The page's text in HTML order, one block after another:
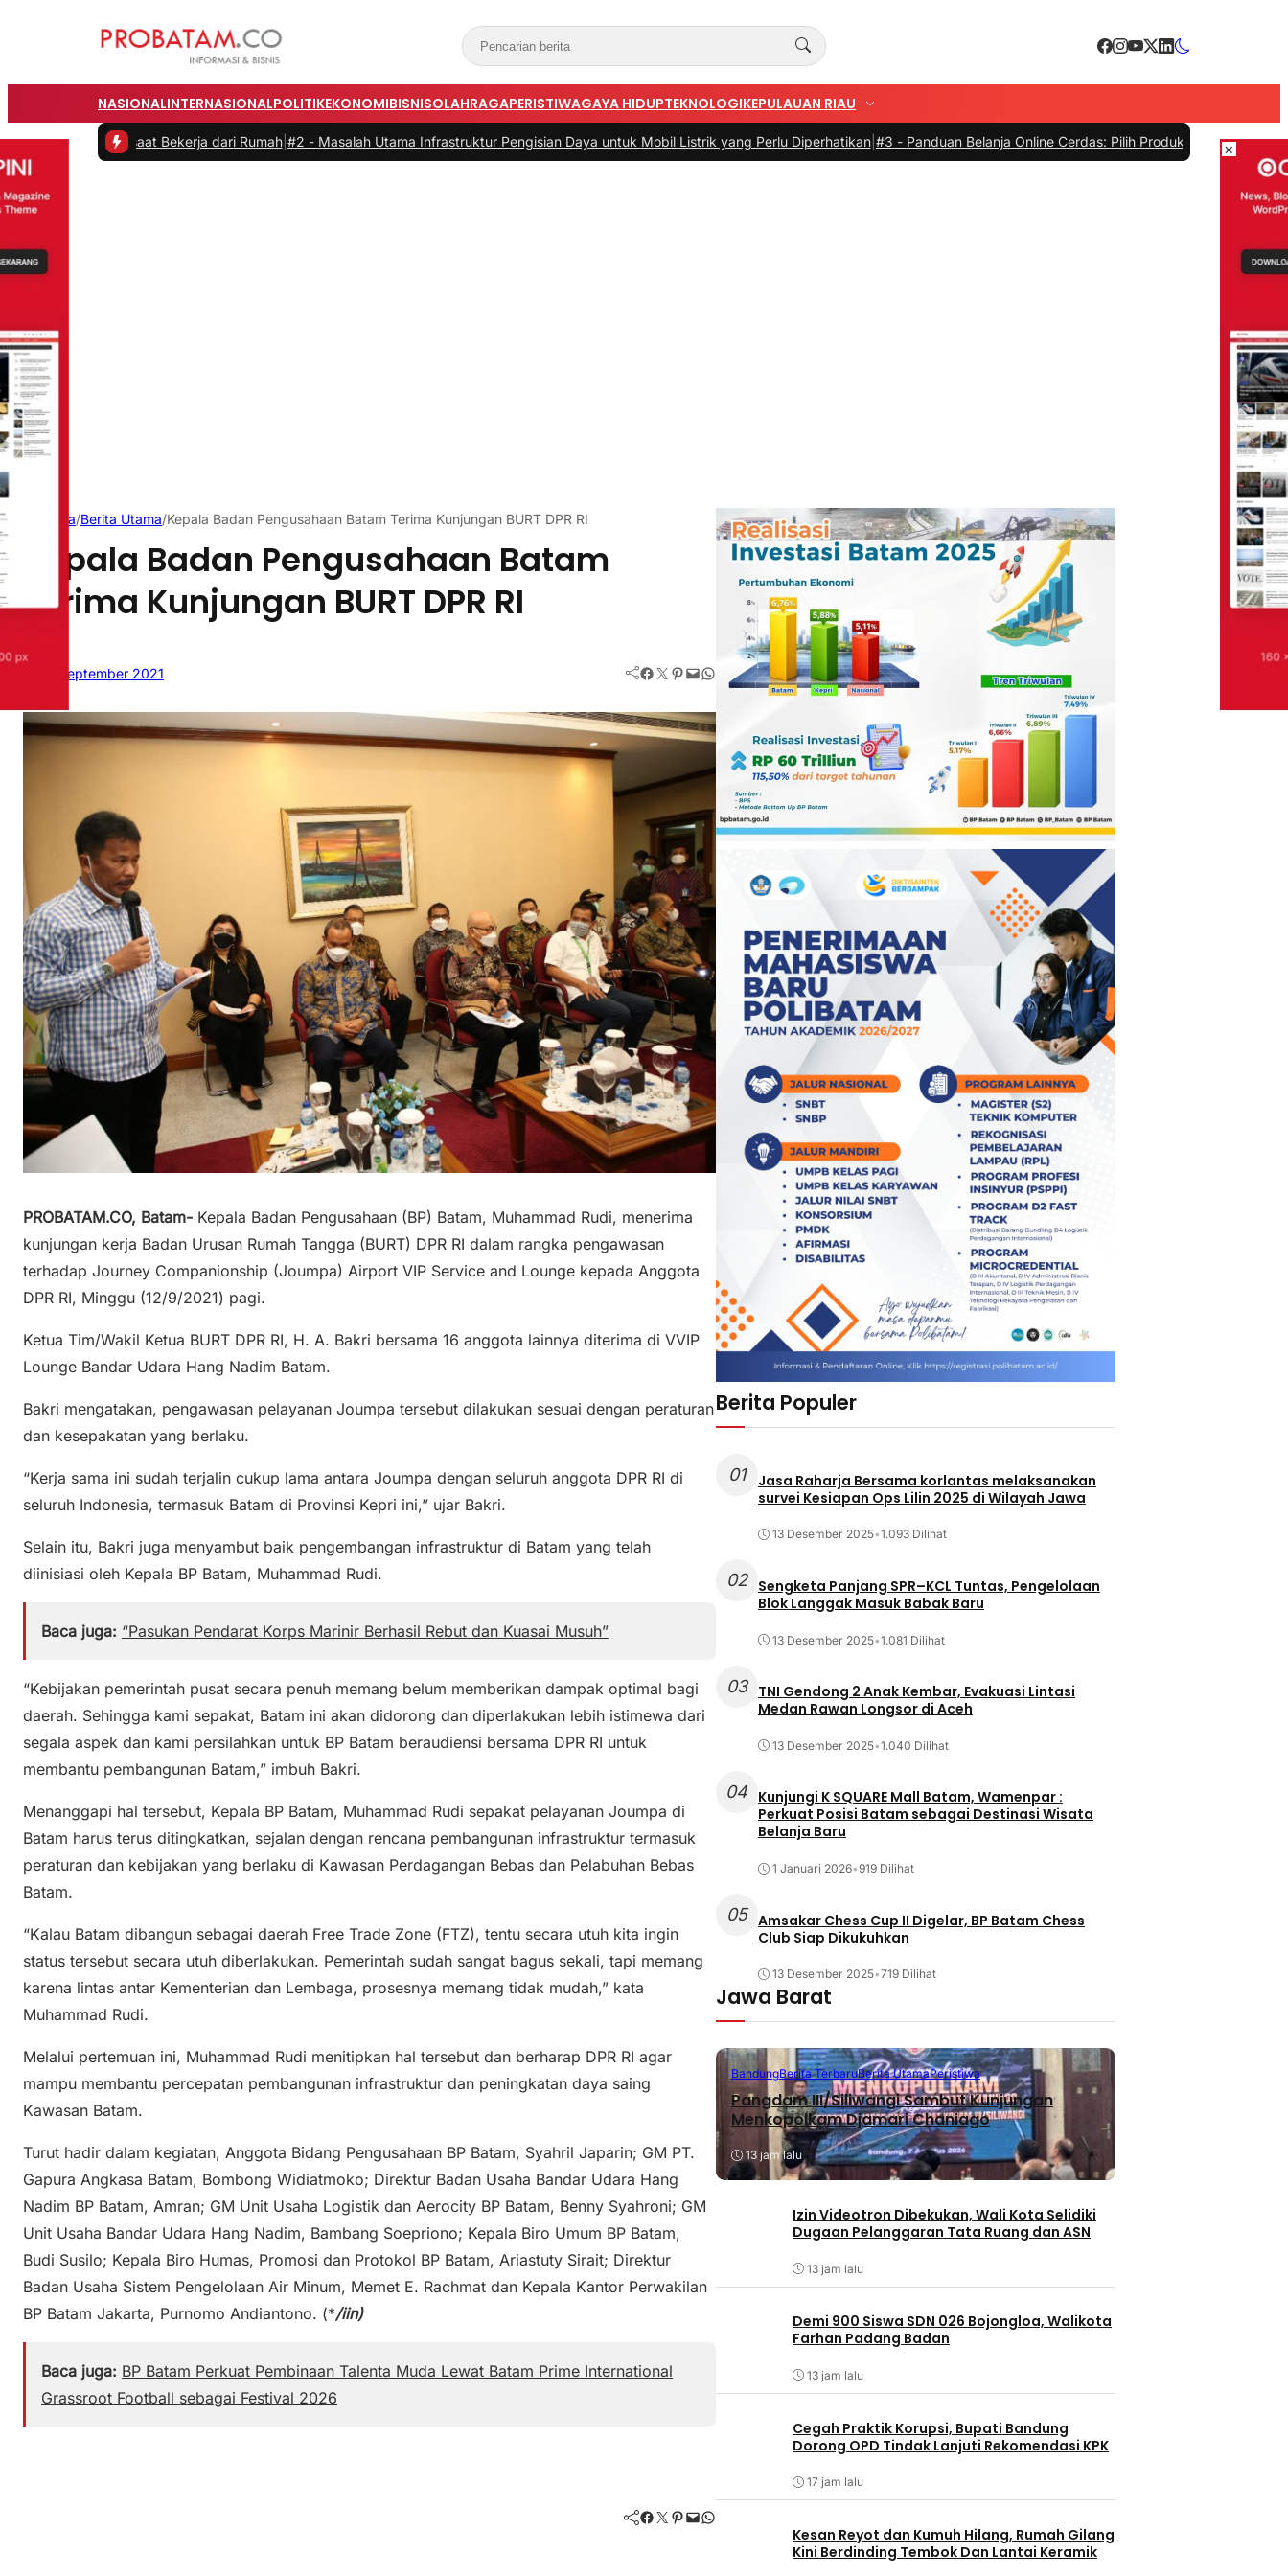
NASIONALINTERNASIONALPOLITIKEKONOMIBISNISOLAHRAGAPERISTIWAGAYA HIDUPTEKNOLOGIKEPULAUAN RIAU
saat Bekerja dari Rumah|#2 -Masalah Utama Infrastruktur Pengisian Daya untuk Mobil Listrik yang Perlu Diperhatikan|#3 -Panduan Belanja Online Cerdas: Pilih Produk dengan Bijak dan Hindari
Beranda/Berita Utama/Kepala Badan Pengusahaan Batam Terima Kunjungan BURT DPR RI
Kepala Badan Pengusahaan Batam
Terima Kunjungan BURT DPR RI
13 September 2021 Facebook Twitter Pinterest Mail WhatsApp
PROBATAM.CO, Batam- Kepala Badan Pengusahaan (BP) Batam, Muhammad Rudi, menerima
kunjungan kerja Badan Urusan Rumah Tangga (BURT) DPR RI dalam rangka pengawasan
terhadap Journey Companionship (Joumpa) Airport VIP Service and Lounge kepada Anggota
DPR RI, Minggu (12/9/2021) pagi.
Ketua Tim/Wakil Ketua BURT DPR RI, H. A. Bakri bersama 16 anggota lainnya diterima di VVIP
Lounge Bandar Udara Hang Nadim Batam.
Bakri mengatakan, pengawasan pelayanan Joumpa tersebut dilakukan sesuai dengan peraturan
dan kesepakatan yang berlaku.
“Kerja sama ini sudah terjalin cukup lama antara Joumpa dengan seluruh anggota DPR RI di
seluruh Indonesia, termasuk Batam di Provinsi Kepri ini,” ujar Bakri.
Selain itu, Bakri juga menyambut baik pengembangan infrastruktur di Batam yang telah
diinisiasi oleh Kepala BP Batam, Muhammad Rudi.
Baca juga: “Pasukan Pendarat Korps Marinir Berhasil Rebut dan Kuasai Musuh”
“Kebijakan pemerintah pusat secara penuh memang belum memberikan dampak optimal bagi
daerah. Sehingga kami sepakat, Batam ini akan didorong dan diperlakukan lebih istimewa dari
segala aspek dan kami persilahkan untuk BP Batam beraudiensi bersama DPR RI untuk
membantu pembangunan Batam,” imbuh Bakri.
Menanggapi hal tersebut, Kepala BP Batam, Muhammad Rudi sepakat pelayanan Joumpa di
Batam harus terus ditingkatkan, sejalan dengan rencana pembangunan infrastruktur termasuk
peraturan dan kebijakan yang berlaku di Kawasan Perdagangan Bebas dan Pelabuhan Bebas
Batam.
“Kalau Batam dibangun sebagai daerah Free Trade Zone (FTZ), tentu secara utuh kita ingin
status tersebut secara utuh diberlakukan. Pemerintah sudah sangat bagus sekali, tapi memang
karena lintas antar Kementerian dan Lembaga, prosesnya memang tidak mudah,” kata
Muhammad Rudi.
Melalui pertemuan ini, Muhammad Rudi menitipkan hal tersebut dan berharap DPR RI agar
mampu membantu percepatan pembangunan infrastruktur dan peningkatan daya saing
Kawasan Batam.
Turut hadir dalam kegiatan, Anggota Bidang Pengusahaan BP Batam, Syahril Japarin; GM PT.
Gapura Angkasa Batam, Bombong Widiatmoko; Direktur Badan Usaha Bandar Udara Hang
Nadim BP Batam, Amran; GM Unit Usaha Logistik dan Aerocity BP Batam, Benny Syahroni; GM
Unit Usaha Bandar Udara Hang Nadim, Bambang Soepriono; Kepala Biro Umum BP Batam,
Budi Susilo; Kepala Biro Humas, Promosi dan Protokol BP Batam, Ariastuty Sirait; Direktur
Badan Usaha Sistem Pengelolaan Air Minum, Memet E. Rachmat dan Kepala Kantor Perwakilan
BP Batam Jakarta, Purnomo Andiantono. (*/iin)
Baca juga: BP Batam Perkuat Pembinaan Talenta Muda Lewat Batam Prime International
Grassroot Football sebagai Festival 2026
Facebook Twitter Pinterest Mail WhatsApp
Berita Populer
01
Jasa Raharja Bersama korlantas melaksanakan
survei Kesiapan Ops Lilin 2025 di Wilayah Jawa
13 Desember 2025•1.093 Dilihat
02
Sengketa Panjang SPR–KCL Tuntas, Pengelolaan
Blok Langgak Masuk Babak Baru
13 Desember 2025•1.081 Dilihat
03
TNI Gendong 2 Anak Kembar, Evakuasi Lintasi
Medan Rawan Longsor di Aceh
13 Desember 2025•1.040 Dilihat
04 Kunjungi K SQUARE Mall Batam, Wamenpar :
Perkuat Posisi Batam sebagai Destinasi Wisata
Belanja Baru
1 Januari 2026•919 Dilihat
05 Amsakar Chess Cup II Digelar, BP Batam Chess
Club Siap Dikukuhkan
13 Desember 2025•719 Dilihat
Jawa Barat
BandungBerita TerbaruBerita UtamaPeristiwa
Pangdam III/Siliwangi Sambut Kunjungan
Menkopolkam Djamari Chaniago
13 jam lalu
Izin Videotron Dibekukan, Wali Kota Selidiki
Dugaan Pelanggaran Tata Ruang dan ASN
13 jam lalu
Demi 900 Siswa SDN 026 Bojongloa, Walikota
Farhan Padang Badan
13 jam lalu
Cegah Praktik Korupsi, Bupati Bandung
Dorong OPD Tindak Lanjuti Rekomendasi KPK
17 jam lalu
Kesan Reyot dan Kumuh Hilang, Rumah Gilang
Kini Berdinding Tembok Dan Lantai Keramik
×